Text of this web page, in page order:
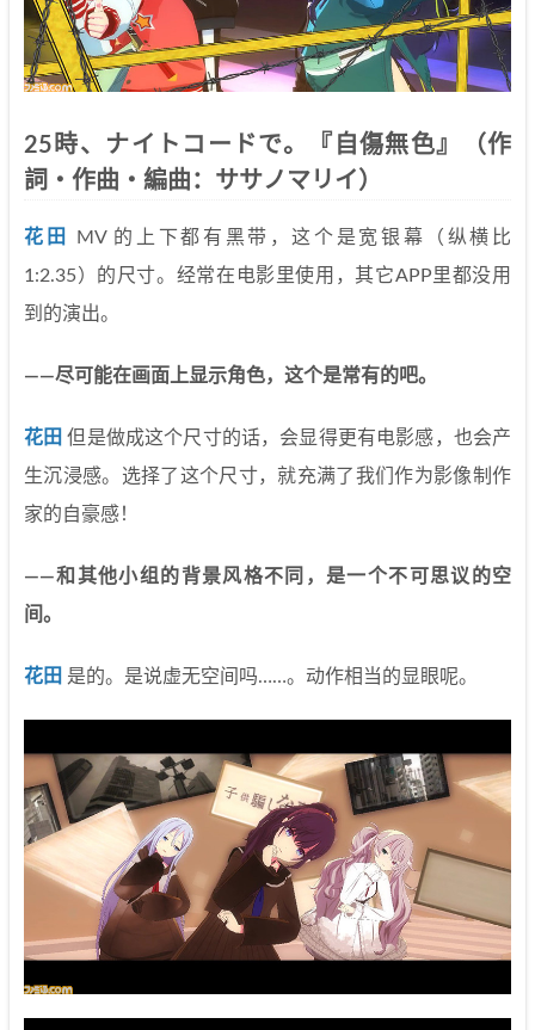
25時、ナイトコードで。『自傷無色』（作
詞・作曲・編曲：ササノマリイ）
花田
MV 的上下都有黑带，这个是宽银幕（纵横比
1:2.35）的尺寸。经常在电影里使用，其它APP里都没用
到的演出。
——尽可能在画面上显示角色，这个是常有的吧。
花田 但是做成这个尺寸的话，会显得更有电影感，也会产
生沉浸感。选择了这个尺寸，就充满了我们作为影像制作
家的自豪感！
——和其他小组的背景风格不同，是一个不可思议的空
间。
花田 是的。是说虚无空间吗……。动作相当的显眼呢。